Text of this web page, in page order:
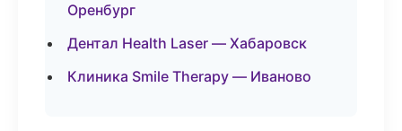
Оренбург
Дентал Health Laser — Хабаровск
Клиника Smile Therapy — Иваново